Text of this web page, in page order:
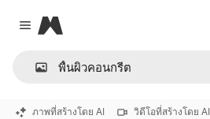
Close menu
Magnific
ภาพที่สร้างโดย AI วิดีโอที่สร้างโดย AI